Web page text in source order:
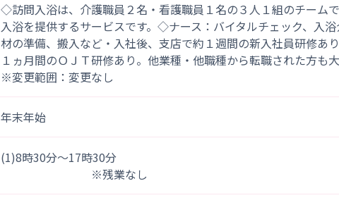
◇訪問入浴は、介護職員２名・看護職員１名の３人１組のチーム
入浴を提供するサービスです。◇ナース：バイタルチェック、入
材の準備、搬入など・入社後、支店で約１週間の新入社員研修あ
１ヵ月間のＯＪＴ研修あり。他業種・他職種から転職された方も
※変更範囲：変更なし
年末年始
(1)8時30分～17時30分
※残業なし